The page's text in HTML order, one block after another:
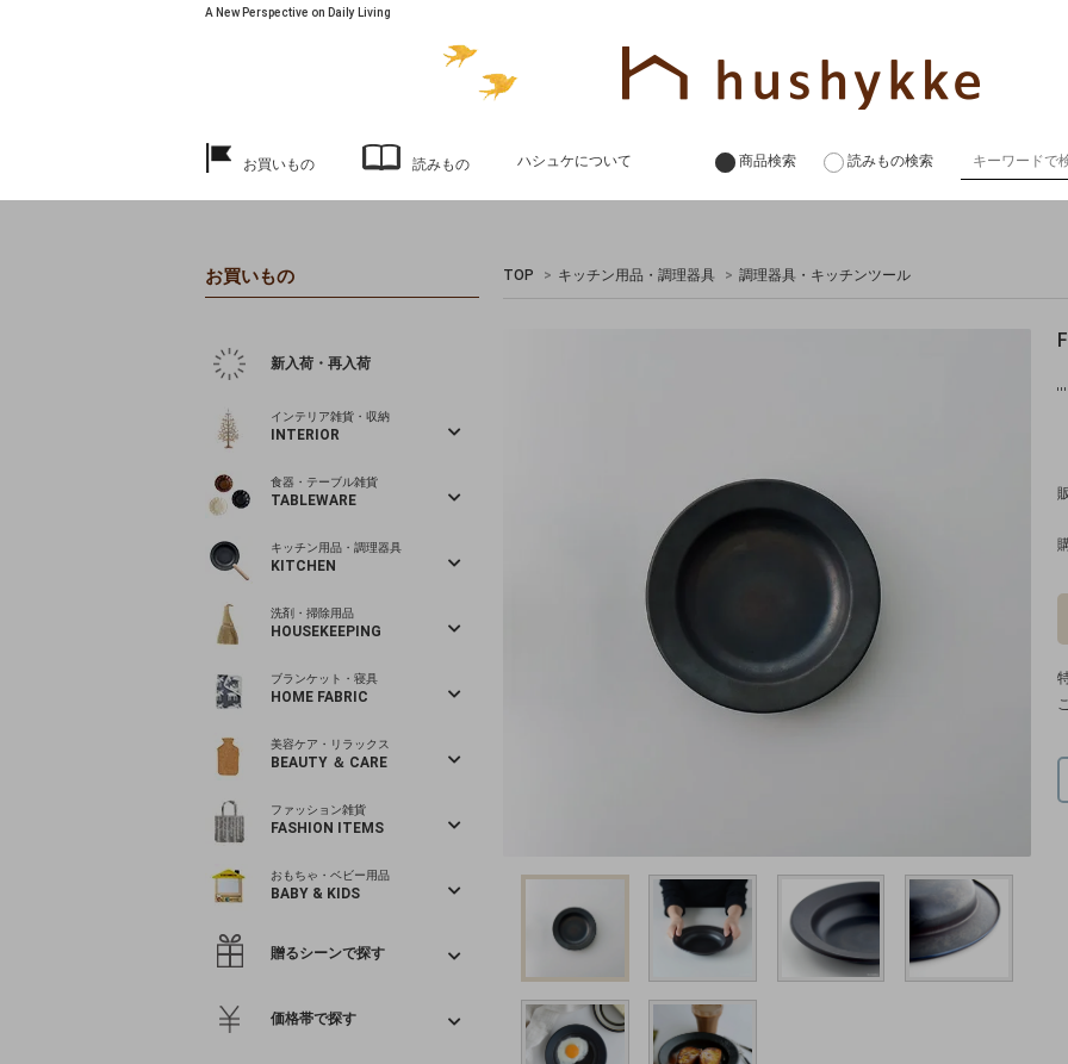
A New Perspective on Daily Living
お買いもの 読みもの ハシュケについて 商品検索 読みもの検索
TOP > キッチン用品・調理器具 > 調理器具・キッチンツール
お買いもの
新入荷・再入荷
インテリア雑貨・収納
INTERIOR
食器・テーブル雑貨
TABLEWARE
キッチン用品・調理器具
KITCHEN
洗剤・掃除用品
HOUSEKEEPING
ブランケット・寝具
HOME FABRIC
美容ケア・リラックス
BEAUTY ＆ CARE
ファッション雑貨
FASHION ITEMS
おもちゃ・ベビー用品
BABY & KIDS
贈るシーンで探す
価格帯で探す